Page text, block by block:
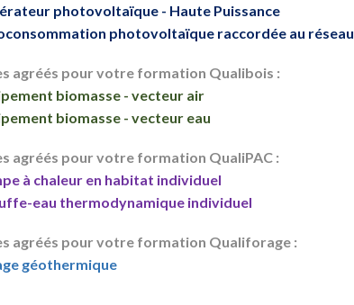
photovoltaïque - Haute Puissance
photovoltaïque raccordée au réseau
agréés pour votre formation Qualibois :
biomasse - vecteur air
biomasse - vecteur eau
agréés pour votre formation QualiPAC :
à chaleur en habitat individuel
eau thermodynamique individuel
agréés pour votre formation Qualiforage :
géothermique